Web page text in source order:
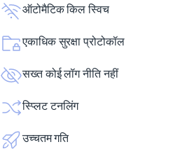
ऑटोमैटिक किल स्विच
एकाधिक सुरक्षा प्रोटोकॉल
सख्त कोई लॉग नीति नहीं
स्प्लिट टनलिंग
उच्चतम गति